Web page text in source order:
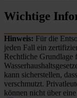
Wichtige
Hinweis: Für die
jeden Fall ein
Rechtliche Grundlage
kann sicherstellen,
verschmutzt.
können nicht über